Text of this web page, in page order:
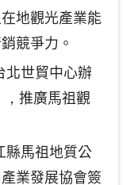
地觀光產業能
競爭力。
北世貿中心辦
推廣馬祖觀
縣馬祖地質公
業發展協會簽